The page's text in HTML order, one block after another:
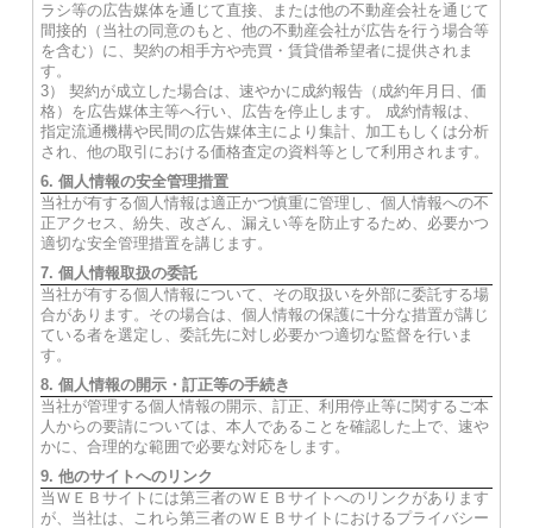
ラシ等の広告媒体を通じて直接、または他の不動産会社を通じて
間接的（当社の同意のもと、他の不動産会社が広告を行う場合等
を含む）に、契約の相手方や売買・賃貸借希望者に提供されま
す。
3） 契約が成立した場合は、速やかに成約報告（成約年月日、価
格）を広告媒体主等へ行い、広告を停止します。 成約情報は、
指定流通機構や民間の広告媒体主により集計、加工もしくは分析
され、他の取引における価格査定の資料等として利用されます。
6. 個人情報の安全管理措置
当社が有する個人情報は適正かつ慎重に管理し、個人情報への不
正アクセス、紛失、改ざん、漏えい等を防止するため、必要かつ
適切な安全管理措置を講じます。
7. 個人情報取扱の委託
当社が有する個人情報について、その取扱いを外部に委託する場
合があります。その場合は、個人情報の保護に十分な措置が講じ
ている者を選定し、委託先に対し必要かつ適切な監督を行いま
す。
8. 個人情報の開示・訂正等の手続き
当社が管理する個人情報の開示、訂正、利用停止等に関するご本
人からの要請については、本人であることを確認した上で、速や
かに、合理的な範囲で必要な対応をします。
9. 他のサイトへのリンク
当ＷＥＢサイトには第三者のＷＥＢサイトへのリンクがあります
が、当社は、これら第三者のＷＥＢサイトにおけるプライバシー